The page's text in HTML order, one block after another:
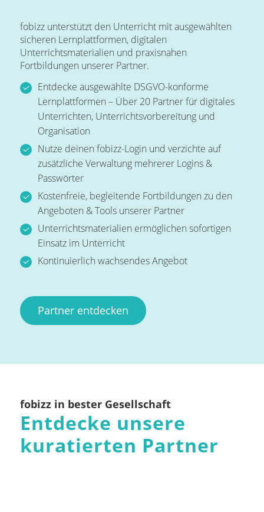
fobizz unterstützt den Unterricht mit ausgewählten
sicheren Lernplattformen, digitalen
Unterrichtsmaterialien und praxisnahen
Fortbildungen unserer Partner.
Entdecke ausgewählte DSGVO-konforme
Lernplattformen – Über 20 Partner für digitales
Unterrichten, Unterrichtsvorbereitung und
Organisation
Nutze deinen fobizz-Login und verzichte auf
zusätzliche Verwaltung mehrerer Logins &
Passwörter
Kostenfreie, begleitende Fortbildungen zu den
Angeboten & Tools unserer Partner
Unterrichtsmaterialien ermöglichen sofortigen
Einsatz im Unterricht
Kontinuierlich wachsendes Angebot
Partner entdecken
fobizz in bester Gesellschaft
Entdecke unsere
kuratierten Partner